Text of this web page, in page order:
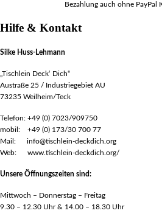
Bezahlung auch ohne PayPal
Hilfe & Kontakt
Silke Huss-Lehmann
„Tischlein Deck‘ Dich“
Austraße 25 / Industriegebiet AU
73235 Weilheim/Teck
Telefon: +49 (0) 7023/909750
mobil: +49 (0) 173/30 700 77
Mail: info@tischlein-deckdich.org
Web: www.tischlein-deckdich.org/
Unsere Öffnungszeiten sind:
Mittwoch – Donnerstag – Freitag
9.30 – 12.30 Uhr & 14.00 – 18.30 Uhr